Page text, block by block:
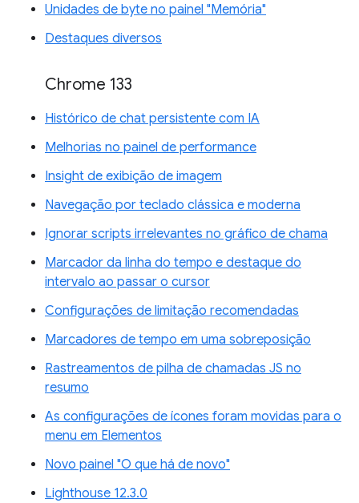
Unidades de byte no painel "Memória"
Destaques diversos
Chrome 133
Histórico de chat persistente com IA
Melhorias no painel de performance
Insight de exibição de imagem
Navegação por teclado clássica e moderna
Ignorar scripts irrelevantes no gráfico de chama
Marcador da linha do tempo e destaque do
intervalo ao passar o cursor
Configurações de limitação recomendadas
Marcadores de tempo em uma sobreposição
Rastreamentos de pilha de chamadas JS no
resumo
As configurações de ícones foram movidas para o
menu em Elementos
Novo painel "O que há de novo"
Lighthouse 12.3.0